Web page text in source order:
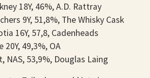
18Y, 46%, A.D. Rattray
9Y, 51,8%, The Whisky Cask
16Y, 57,8, Cadenheads
20Y, 49,3%, OA
NAS, 53,9%, Douglas Laing